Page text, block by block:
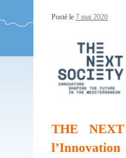
Posté le 7 mai 2020
THE